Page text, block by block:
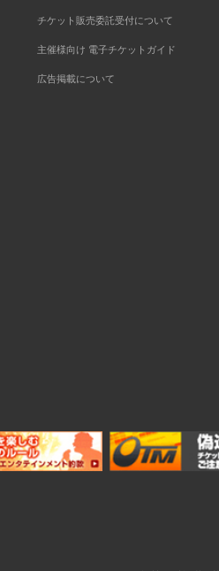
チケット販売委託受付について
主催様向け 電子チケットガイド
広告掲載について